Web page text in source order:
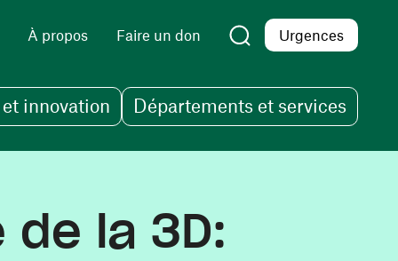
À propos Faire un don Urgences
innovation Départements et services
la 3D: